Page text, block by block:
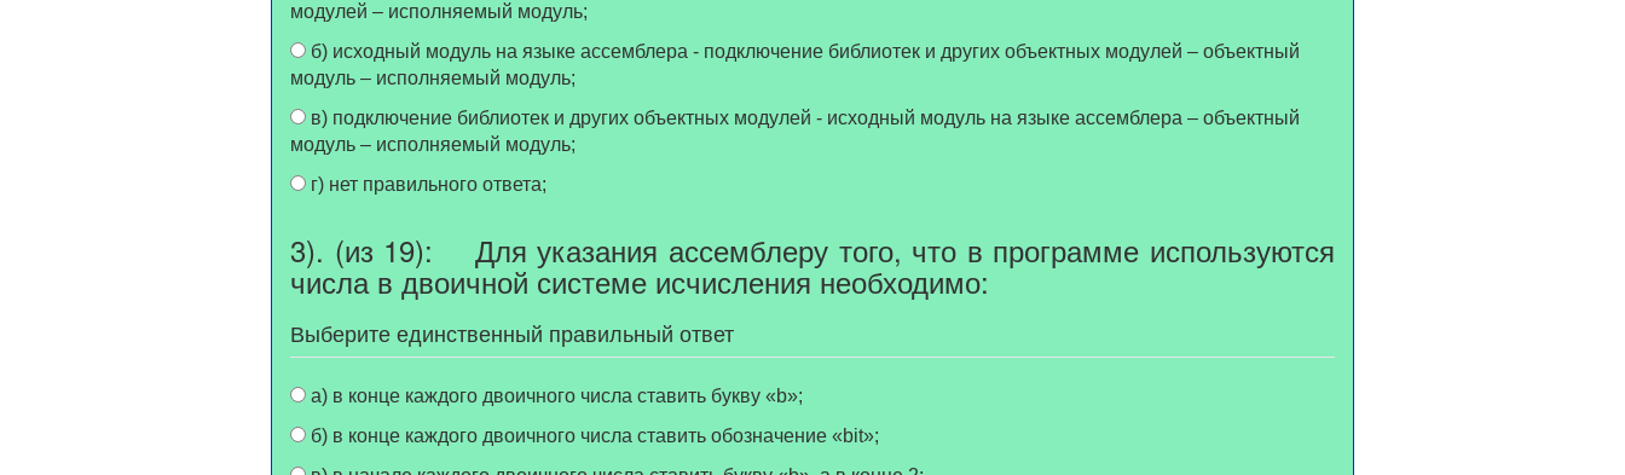
модулей – исполняемый модуль;
модуль – исполняемый модуль;
модуль – исполняемый модуль;
г) нет правильного ответа;
3). (из 19): Для указания ассемблеру того, что в программе используются
числа в двоичной системе исчисления необходимо:
Выберите единственный правильный ответ
а) в конце каждого двоичного числа ставить букву «b»;
б) в конце каждого двоичного числа ставить обозначение «bit»;